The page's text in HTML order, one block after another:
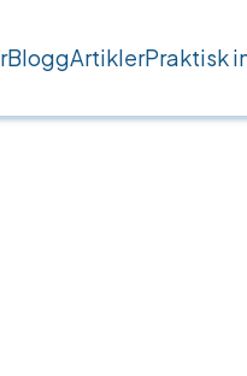
BloggArtiklerPraktisk